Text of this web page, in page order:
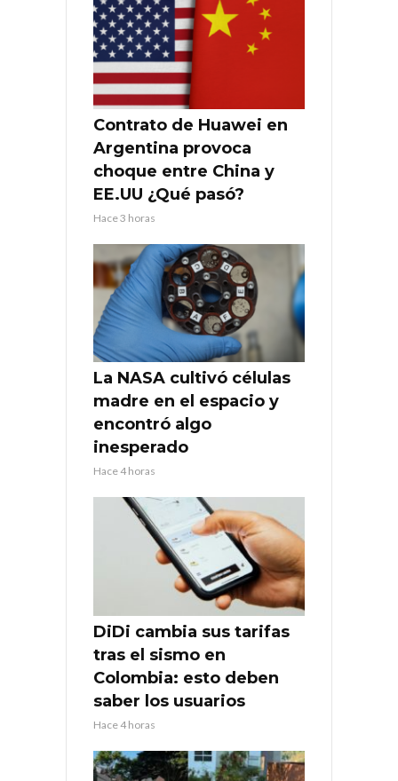
Contrato de Huawei en
Argentina provoca
choque entre China y
EE.UU ¿Qué pasó?
Hace 3 horas
La NASA cultivó células
madre en el espacio y
encontró algo
inesperado
Hace 4 horas
DiDi cambia sus tarifas
tras el sismo en
Colombia: esto deben
saber los usuarios
Hace 4 horas